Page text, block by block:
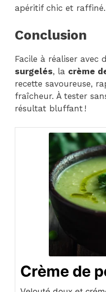
apéritif chic et raffiné.
Conclusion
Facile à réaliser avec
surgelés, la crème
recette savoureuse,
fraîcheur. À tester
résultat bluffant !
Crème de